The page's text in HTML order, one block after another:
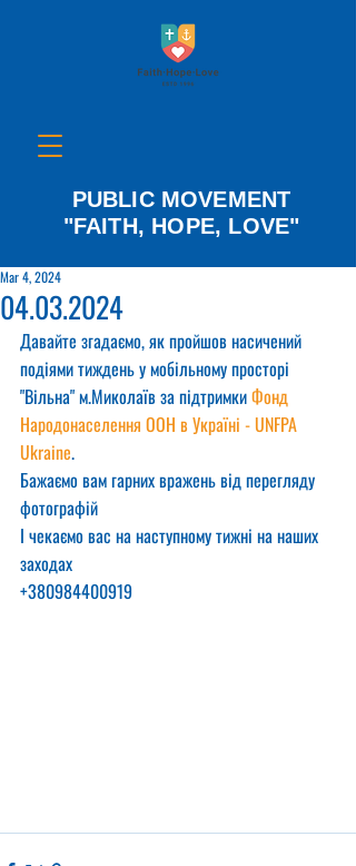
PUBLIC MOVEMENT
"FAITH, HOPE, LOVE"
04.03.2024
Mar 4, 2024
Давайте згадаємо, як пройшов насичений
подіями тиждень у мобільному просторі
"Вільна" м.Миколаїв за підтримки Фонд
Народонаселення ООН в Україні - UNFPA
Ukraine.
Бажаємо вам гарних вражень від перегляду
фотографій
І чекаємо вас на наступному тижні на наших
заходах
+380984400919